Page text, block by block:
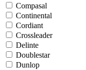
Compasal
Continental
Cordiant
Crossleader
Delinte
Doublestar
Dunlop